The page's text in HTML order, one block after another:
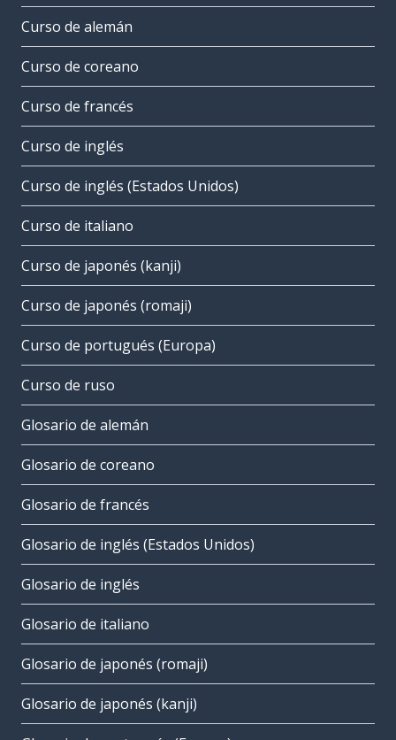
Curso de alemán
Curso de coreano
Curso de francés
Curso de inglés
Curso de inglés (Estados Unidos)
Curso de italiano
Curso de japonés (kanji)
Curso de japonés (romaji)
Curso de portugués (Europa)
Curso de ruso
Glosario de alemán
Glosario de coreano
Glosario de francés
Glosario de inglés (Estados Unidos)
Glosario de inglés
Glosario de italiano
Glosario de japonés (romaji)
Glosario de japonés (kanji)